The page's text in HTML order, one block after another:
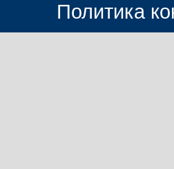
Политика